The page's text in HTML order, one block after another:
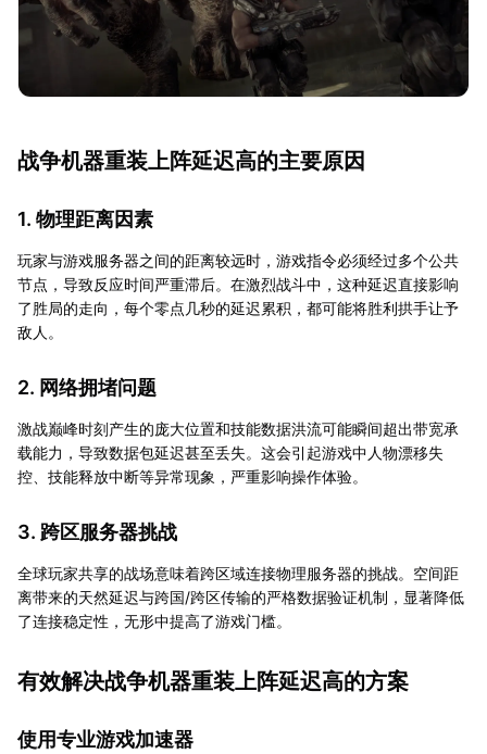
战争机器重装上阵延迟高的主要原因
1. 物理距离因素
玩家与游戏服务器之间的距离较远时，游戏指令必须经过多个公共
节点，导致反应时间严重滞后。在激烈战斗中，这种延迟直接影响
了胜局的走向，每个零点几秒的延迟累积，都可能将胜利拱手让予
敌人。
2. 网络拥堵问题
激战巅峰时刻产生的庞大位置和技能数据洪流可能瞬间超出带宽承
载能力，导致数据包延迟甚至丢失。这会引起游戏中人物漂移失
控、技能释放中断等异常现象，严重影响操作体验。
3. 跨区服务器挑战
全球玩家共享的战场意味着跨区域连接物理服务器的挑战。空间距
离带来的天然延迟与跨国/跨区传输的严格数据验证机制，显著降低
了连接稳定性，无形中提高了游戏门槛。
有效解决战争机器重装上阵延迟高的方案
使用专业游戏加速器